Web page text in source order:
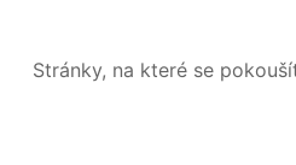
Stránky, na které se